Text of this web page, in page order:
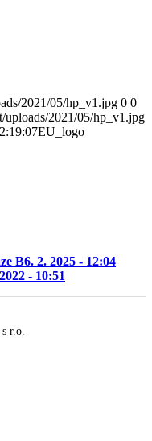
2021/05/hp_v1.jpg 0 0
2021/05/hp_v1.jpg
EU_logo
B6. 2. 2025 - 12:04
- 10:51
r.o.